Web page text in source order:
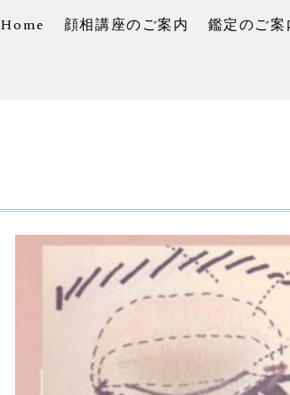
Home 顔相講座のご案内 鑑定のご案